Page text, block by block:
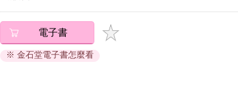
電子書
※ 金石堂電子書怎麼看